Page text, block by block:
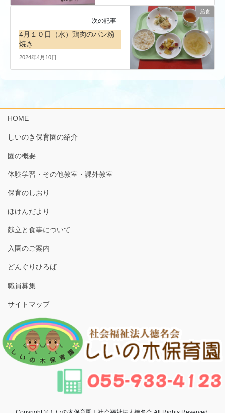
給食
次の記事
4月１０日（水）鶏肉のパン粉
焼き
2024年4月10日
HOME
しいのき保育園の紹介
園の概要
体験学習・その他教室・課外教室
保育のしおり
ほけんだより
献立と食事について
入園のご案内
どんぐりひろば
職員募集
サイトマップ